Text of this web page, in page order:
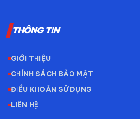
THÔNG TIN
GIỚI THIỆU
CHÍNH SÁCH BẢO MẬT
ĐIỀU KHOẢN SỬ DỤNG
LIÊN HỆ